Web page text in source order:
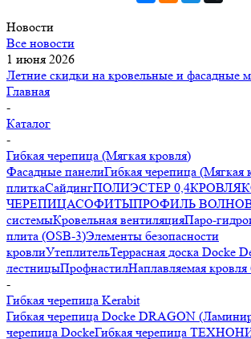
Новости
Все новости
1 июня 2026
Летние скидки на кровельные и фасадные
Главная
-
Каталог
-
Гибкая черепица (Мягкая кровля)
Фасадные панелиГибкая черепица (Мягкая
плиткаСайдингПОЛИЭСТЕР 0,4КРОВЛЯ
ЧЕРЕПИЦАСОФИТЫПРОФИЛЬ
системыКровельная вентиляцияПаро-
плита (OSB-3)Элементы безопасности
кровлиУтеплительТеррасная доска Docke
лестницыПрофнастилНаплавляемая кровля
-
Гибкая черепица Kerabit
Гибкая черепица Docke DRAGON
черепица DockeГибкая черепица